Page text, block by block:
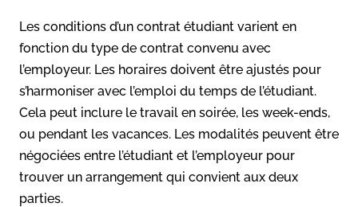
Les conditions d’un contrat étudiant varient en
fonction du type de contrat convenu avec
l’employeur. Les horaires doivent être ajustés pour
s’harmoniser avec l’emploi du temps de l’étudiant.
Cela peut inclure le travail en soirée, les week-ends,
ou pendant les vacances. Les modalités peuvent être
négociées entre l’étudiant et l’employeur pour
trouver un arrangement qui convient aux deux
parties.